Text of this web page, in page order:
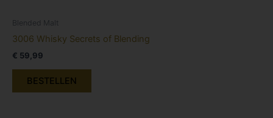
Blended Malt
3006 Whisky Secrets of Blending
€ 59,99
BESTELLEN